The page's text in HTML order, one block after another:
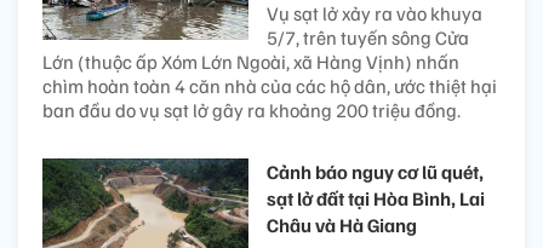
Vụ sạt lở xảy ra vào khuya
5/7, trên tuyến sông Cửa
Lớn (thuộc ấp Xóm Lớn Ngoài, xã Hàng Vịnh) nhấn
chìm hoàn toàn 4 căn nhà của các hộ dân, ước thiệt hại
ban đầu do vụ sạt lở gây ra khoảng 200 triệu đồng.
Cảnh báo nguy cơ lũ quét,
sạt lở đất tại Hòa Bình, Lai
Châu và Hà Giang